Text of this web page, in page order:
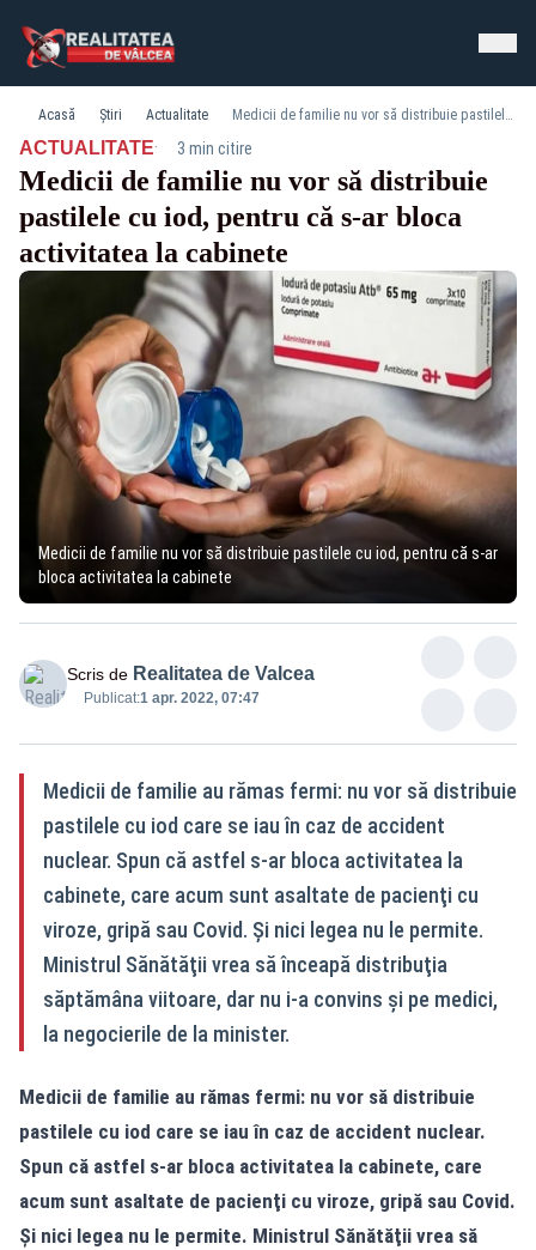
Acasă Știri Actualitate Medicii de familie nu vor să distribuie pastilele cu iod, pentru că s-ar bloca activitatea la cabinete
ACTUALITATE· 3 min citire
Medicii de familie nu vor să distribuie
pastilele cu iod, pentru că s-ar bloca
activitatea la cabinete
Medicii de familie nu vor să distribuie pastilele cu iod, pentru că s-ar
bloca activitatea la cabinete
Scris de Realitatea de Valcea
Publicat:1 apr. 2022, 07:47
Medicii de familie au rămas fermi: nu vor să distribuie
pastilele cu iod care se iau în caz de accident
nuclear. Spun că astfel s-ar bloca activitatea la
cabinete, care acum sunt asaltate de pacienţi cu
viroze, gripă sau Covid. Şi nici legea nu le permite.
Ministrul Sănătăţii vrea să înceapă distribuţia
săptămâna viitoare, dar nu i-a convins şi pe medici,
la negocierile de la minister.
Medicii de familie au rămas fermi: nu vor să distribuie
pastilele cu iod care se iau în caz de accident nuclear.
Spun că astfel s-ar bloca activitatea la cabinete, care
acum sunt asaltate de pacienţi cu viroze, gripă sau Covid.
Şi nici legea nu le permite. Ministrul Sănătăţii vrea să